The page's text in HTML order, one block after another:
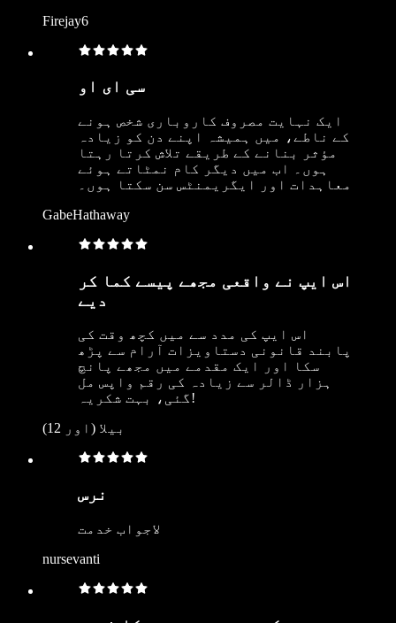
Firejay6
سی ای او
ایک نہایت مصروف کاروباری شخص ہونے
کے ناطے، میں ہمیشہ اپنے دن کو زیادہ
مؤثر بنانے کے طریقے تلاش کرتا رہتا
ہوں۔ اب میں دیگر کام نمٹاتے ہوئے
معاہدات اور ایگریمنٹس سن سکتا ہوں۔
GabeHathaway
اس ایپ نے واقعی مجھے پیسے کما کر
دیے
اس ایپ کی مدد سے میں کچھ وقت کی
پابند قانونی دستاویزات آرام سے پڑھ
سکا اور ایک مقدمے میں مجھے پانچ
ہزار ڈالر سے زیادہ کی رقم واپس مل
گئی، بہت شکریہ!
بیلا (اور 12)
نرس
لاجواب خدمت
nursevanti